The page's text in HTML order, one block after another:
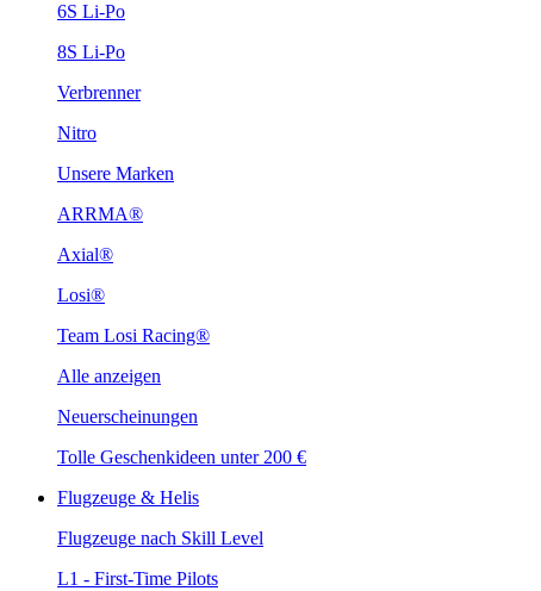
6S Li-Po
8S Li-Po
Verbrenner
Nitro
Unsere Marken
ARRMA®
Axial®
Losi®
Team Losi Racing®
Alle anzeigen
Neuerscheinungen
Tolle Geschenkideen unter 200 €
Flugzeuge & Helis
Flugzeuge nach Skill Level
L1 - First-Time Pilots